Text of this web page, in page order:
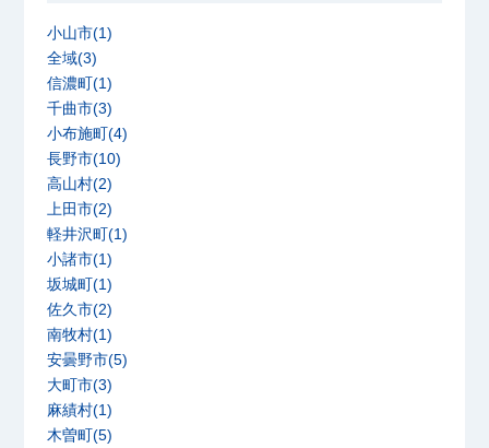
小山市(1)
全域(3)
信濃町(1)
千曲市(3)
小布施町(4)
長野市(10)
高山村(2)
上田市(2)
軽井沢町(1)
小諸市(1)
坂城町(1)
佐久市(2)
南牧村(1)
安曇野市(5)
大町市(3)
麻績村(1)
木曽町(5)